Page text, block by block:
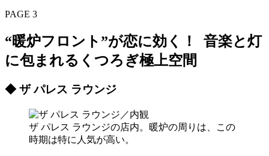
PAGE 3
“暖炉フロント”が恋に効く！ 音楽と灯
に包まれるくつろぎ極上空間
◆ ザ パレス ラウンジ
ザ パレス ラウンジの店内。暖炉の周りは、この
時期は特に人気が高い。